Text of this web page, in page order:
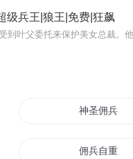
级兵王|狼王|免费|狂飙
神圣佣兵
佣兵自重